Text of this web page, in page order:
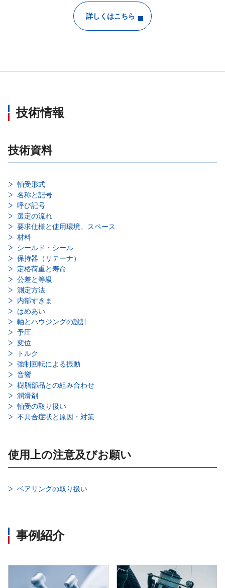
詳しくはこちら
技術情報
技術資料
軸受形式
名称と記号
呼び記号
選定の流れ
要求仕様と使用環境、スペース
材料
シールド・シール
保持器（リテーナ）
定格荷重と寿命
公差と等級
測定方法
内部すきま
はめあい
軸とハウジングの設計
予圧
変位
トルク
強制回転による振動
音響
樹脂部品との組み合わせ
潤滑剤
軸受の取り扱い
不具合症状と原因・対策
使用上の注意及びお願い
ベアリングの取り扱い
事例紹介